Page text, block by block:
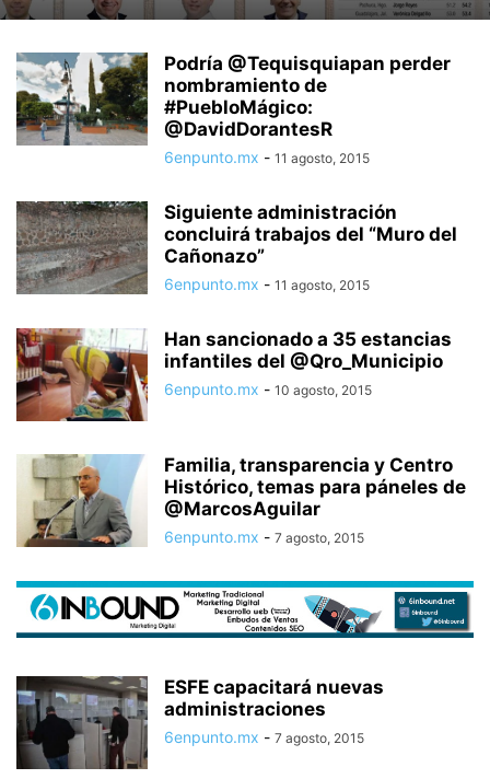
Podría @Tequisquiapan perder
nombramiento de
#PuebloMágico:
@DavidDorantesR
6enpunto.mx - 11 agosto, 2015
Siguiente administración
concluirá trabajos del “Muro del
Cañonazo”
6enpunto.mx - 11 agosto, 2015
Han sancionado a 35 estancias
infantiles del @Qro_Municipio
6enpunto.mx - 10 agosto, 2015
Familia, transparencia y Centro
Histórico, temas para páneles de
@MarcosAguilar
6enpunto.mx - 7 agosto, 2015
ESFE capacitará nuevas
administraciones
6enpunto.mx - 7 agosto, 2015